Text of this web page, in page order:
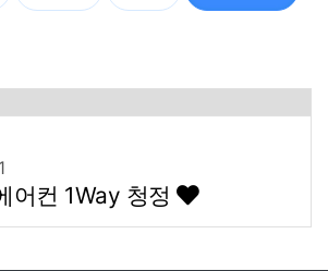
어컨 1Way 청정